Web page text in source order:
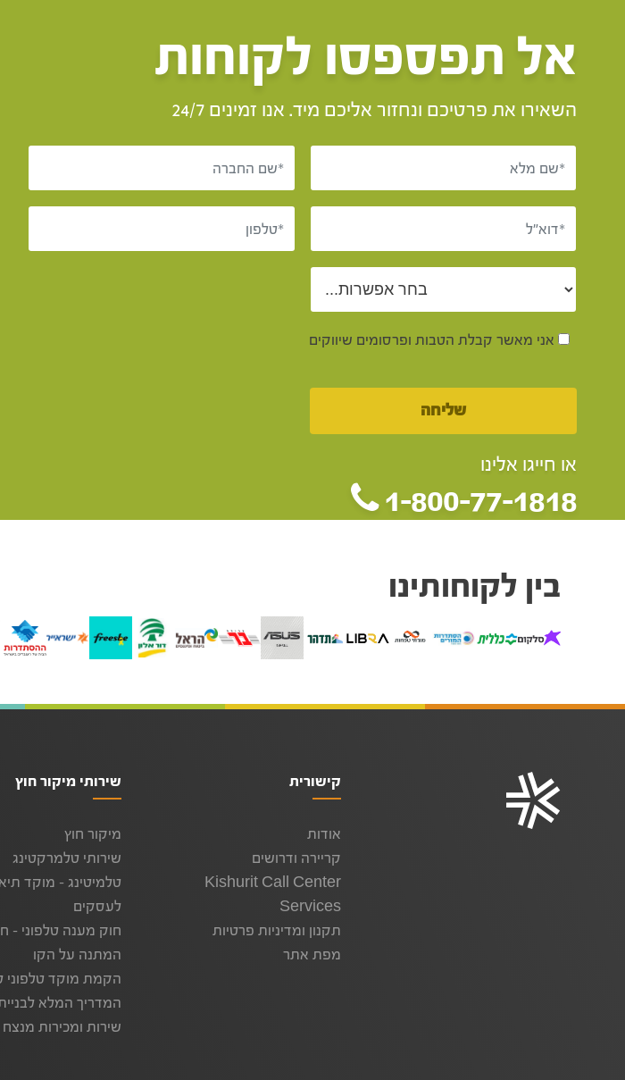
אל תפספסו לקוחות
השאירו את פרטיכם ונחזור אליכם מיד. אנו זמינים 24/7
אני מאשר קבלת הטבות ופרסומים שיווקים
או חייגו אלינו
1-800-77-1818
בין לקוחותינו
קישורית
אודות
קריירה ודרושים
Kishurit Call Center
Services
תקנון ומדיניות פרטיות
מפת אתר
שירותי מיקור חוץ
מיקור חוץ
שירותי טלמרקטינג
טלמיטינג – מוקד
לעסקים
המתנה על הקו
הקמת מוקד טלפוני
המדריך המלא
שירות ומכירות מנצח